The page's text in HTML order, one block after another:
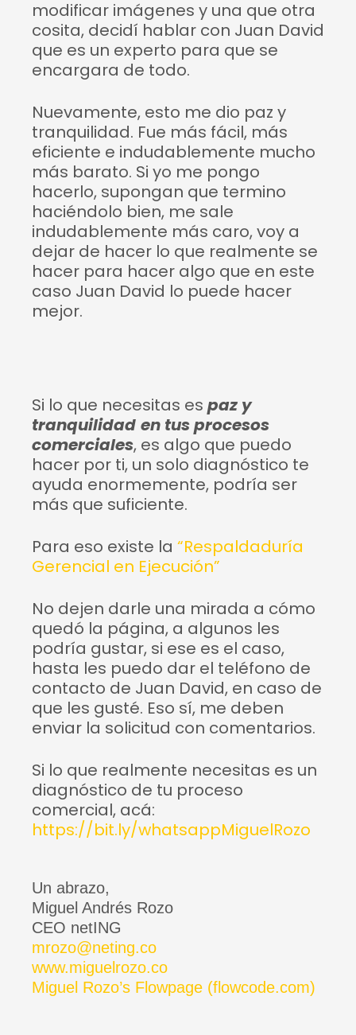
modificar imágenes y una que otra
cosita, decidí hablar con Juan David
que es un experto para que se
encargara de todo.
Nuevamente, esto me dio paz y
tranquilidad. Fue más fácil, más
eficiente e indudablemente mucho
más barato. Si yo me pongo
hacerlo, supongan que termino
haciéndolo bien, me sale
indudablemente más caro, voy a
dejar de hacer lo que realmente se
hacer para hacer algo que en este
caso Juan David lo puede hacer
mejor.
Si lo que necesitas es paz y
tranquilidad en tus procesos
comerciales, es algo que puedo
hacer por ti, un solo diagnóstico te
ayuda enormemente, podría ser
más que suficiente.
Para eso existe la “Respaldaduría
Gerencial en Ejecución”
No dejen darle una mirada a cómo
quedó la página, a algunos les
podría gustar, si ese es el caso,
hasta les puedo dar el teléfono de
contacto de Juan David, en caso de
que les gusté. Eso sí, me deben
enviar la solicitud con comentarios.
Si lo que realmente necesitas es un
diagnóstico de tu proceso
comercial, acá:
https://bit.ly/whatsappMiguelRozo
Un abrazo,
Miguel Andrés Rozo
CEO netING
mrozo@neting.co
www.miguelrozo.co
Miguel Rozo’s Flowpage (flowcode.com)